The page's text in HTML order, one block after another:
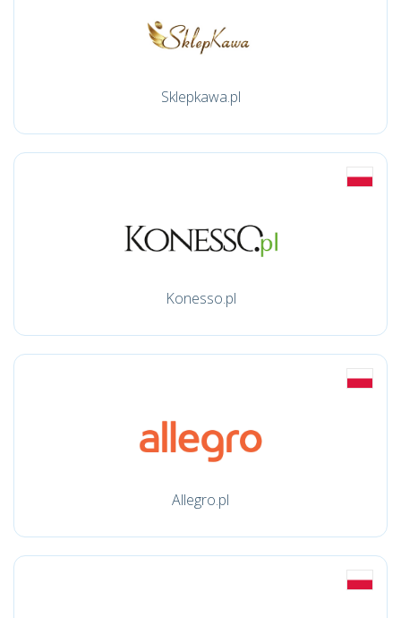
Sklepkawa.pl
Konesso.pl
Allegro.pl